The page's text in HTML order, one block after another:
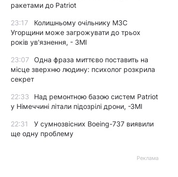
ракетами до Patriot
23:17
Колишньому очільнику МЗС
Угорщини може загрожувати до трьох
років ув'язнення, - ЗМІ
23:07
Одна фраза миттєво поставить на
місце зверхню людину: психолог розкрила
секрет
22:33
Над ремонтною базою систем Patriot
у Німеччині літали підозрілі дрони, -ЗМІ
22:31
У сумнозвісних Boeing-737 виявили
ще одну проблему
Реклама